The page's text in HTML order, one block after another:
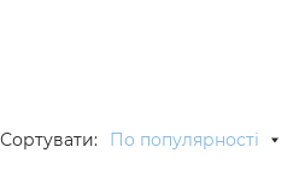
Сортувати: По популярності